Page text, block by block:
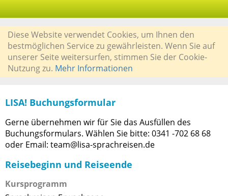
Diese Website verwendet Cookies, um Ihnen den
bestmöglichen Service zu gewährleisten. Wenn Sie auf
unserer Seite weitersurfen, stimmen Sie der Cookie-
Nutzung zu. Mehr Informationen
LISA! Buchungsformular
Gerne übernehmen wir für Sie das Ausfüllen des
Buchungsformulars. Wählen Sie bitte: 0341 -702 68 68
oder Email: team@lisa-sprachreisen.de
Reisebeginn und Reiseende
Kursprogramm